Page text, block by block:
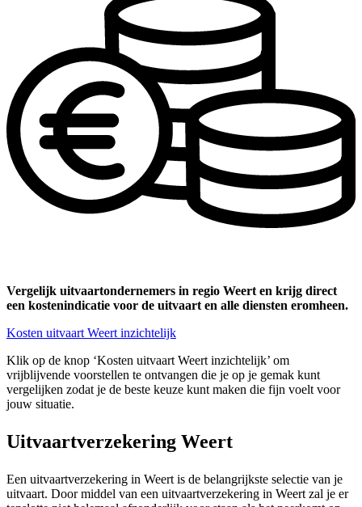
Vergelijk uitvaartondernemers in regio Weert en krijg direct
een kostenindicatie voor de uitvaart en alle diensten eromheen.
Kosten uitvaart Weert inzichtelijk
Klik op de knop ‘Kosten uitvaart Weert inzichtelijk’ om
vrijblijvende voorstellen te ontvangen die je op je gemak kunt
vergelijken zodat je de beste keuze kunt maken die fijn voelt voor
jouw situatie.
Uitvaartverzekering Weert
Een uitvaartverzekering in Weert is de belangrijkste selectie van je
uitvaart. Door middel van een uitvaartverzekering in Weert zal je er